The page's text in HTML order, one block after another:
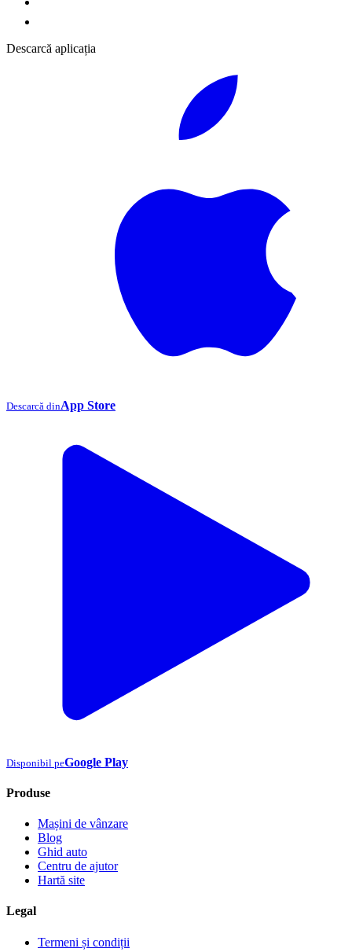
Descarcă aplicația
Descarcă dinApp Store
Disponibil peGoogle Play
Produse
Mașini de vânzare
Blog
Ghid auto
Centru de ajutor
Hartă site
Legal
Termeni și condiții